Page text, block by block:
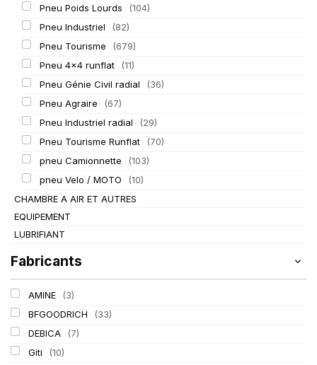
Pneu Poids Lourds
(104)
Pneu Industriel
(82)
Pneu Tourisme
(679)
Pneu 4x4 runflat
(11)
Pneu Génie Civil radial
(36)
Pneu Agraire
(67)
Pneu Industriel radial
(29)
Pneu Tourisme Runflat
(70)
pneu Camionnette
(103)
pneu Velo / MOTO
(10)
CHAMBRE A AIR ET AUTRES
EQUIPEMENT
LUBRIFIANT
Fabricants
AMINE
(3)
BFGOODRICH
(33)
DEBICA
(7)
Giti
(10)